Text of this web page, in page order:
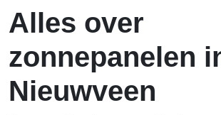
Alles over
zonnepanelen
Nieuwveen